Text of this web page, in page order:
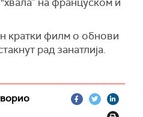
да су они
је неопходна. Поново
народи могу да ураде
Дам, живела
свој говор Макрон.
кратки филм о обнови
рад занатлија.